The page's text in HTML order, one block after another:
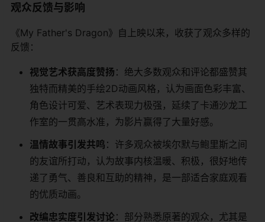
观众反馈与影响
《My Father's Dragon》自上映以来，收获了观众多样的
反馈：
​视觉艺术获高度赞扬​ ​：绝大多数观众和评论都盛赞其
独特而精美的手绘2D动画风格，认为画面色彩丰富、
角色设计可爱、艺术表现力极强，延续了卡通沙龙工
作室的一贯高水准，为影片赢得了大量好感。
​温情故事引发共鸣​ ​：许多观众被埃尔默与鲍里斯之间
的友谊所打动，认为故事内核温暖、积极，很好地传
递了勇气、善良和互助的精神，是一部适合家庭观看
的优质动画。
​改编忠实度引发讨论​ ​：部分熟悉原著的观众，尤其是